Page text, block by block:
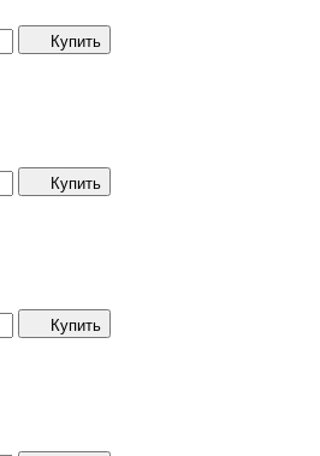
Купить
Купить
Купить